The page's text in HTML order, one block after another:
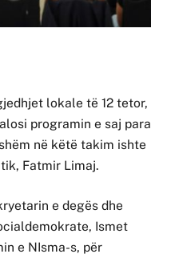
lokale të 12 tetor,
programin e saj para
në këtë takim ishte
Fatmir Limaj.
e degës dhe
Ismet
e NIsma-s, për